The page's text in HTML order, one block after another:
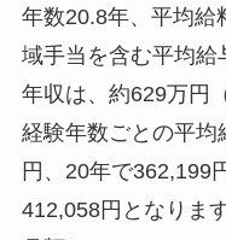
年数20.8年、平均給
域手当を含む平均給
年収は、約629万円
経験年数ごとの平均
円、20年で362,199
412,058円となりま